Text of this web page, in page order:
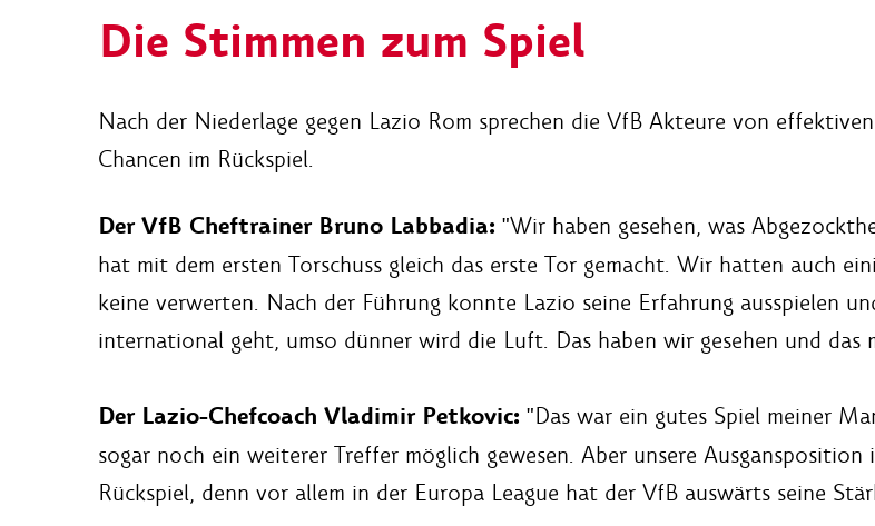
Die Stimmen zum Spiel
Nach der Niederlage gegen Lazio Rom sprechen die VfB Akteure von
Chancen im Rückspiel.
Der VfB Cheftrainer Bruno Labbadia: "Wir haben gesehen, was
hat mit dem ersten Torschuss gleich das erste Tor gemacht. Wir hatten auch
keine verwerten. Nach der Führung konnte Lazio seine Erfahrung ausspielen
international geht, umso dünner wird die Luft. Das haben wir gesehen und das
Der Lazio-Chefcoach Vladimir Petkovic: "Das war ein gutes Spiel meiner
sogar noch ein weiterer Treffer möglich gewesen. Aber unsere
Rückspiel, denn vor allem in der Europa League hat der VfB auswärts seine